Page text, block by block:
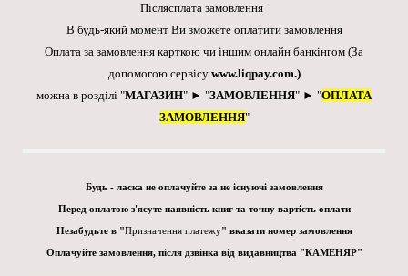
Післясплата замовлення
В будь-який момент Ви зможете оплатити замовлення
Оплата за замовлення карткою чи іншим онлайн банкінгом (За
допомогою сервісу www.liqpay.com.)
можна в розділі "МАГАЗИН" ► "ЗАМОВЛЕННЯ" ► "ОПЛАТА
ЗАМОВЛЕННЯ"
Будь - ласка не оплачуйте за не існуючі замовлення
Перед оплатою з'ясуте наявність книг та точну вартість оплати
Незабудьте в "Призначення платежу" вказати номер замовлення
Оплачуйте замовлення, після дзвінка від видавництва "КАМЕНЯР"